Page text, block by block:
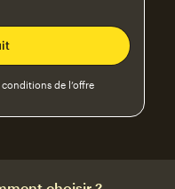
de l’offre